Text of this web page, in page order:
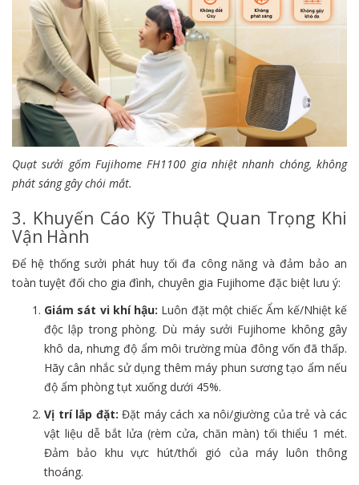
Quạt sưởi gốm Fujihome FH1100 gia nhiệt nhanh chóng, không
phát sáng gây chói mắt.
3. Khuyến Cáo Kỹ Thuật Quan Trọng Khi
Vận Hành
Để hệ thống sưởi phát huy tối đa công năng và đảm bảo an
toàn tuyệt đối cho gia đình, chuyên gia Fujihome đặc biệt lưu ý:
Giám sát vi khí hậu: Luôn đặt một chiếc Ẩm kế/Nhiệt kế
độc lập trong phòng. Dù máy sưởi Fujihome không gây
khô da, nhưng độ ẩm môi trường mùa đông vốn đã thấp.
Hãy cân nhắc sử dụng thêm máy phun sương tạo ẩm nếu
độ ẩm phòng tụt xuống dưới 45%.
Vị trí lắp đặt: Đặt máy cách xa nôi/giường của trẻ và các
vật liệu dễ bắt lửa (rèm cửa, chăn màn) tối thiểu 1 mét.
Đảm bảo khu vực hút/thổi gió của máy luôn thông
thoáng.